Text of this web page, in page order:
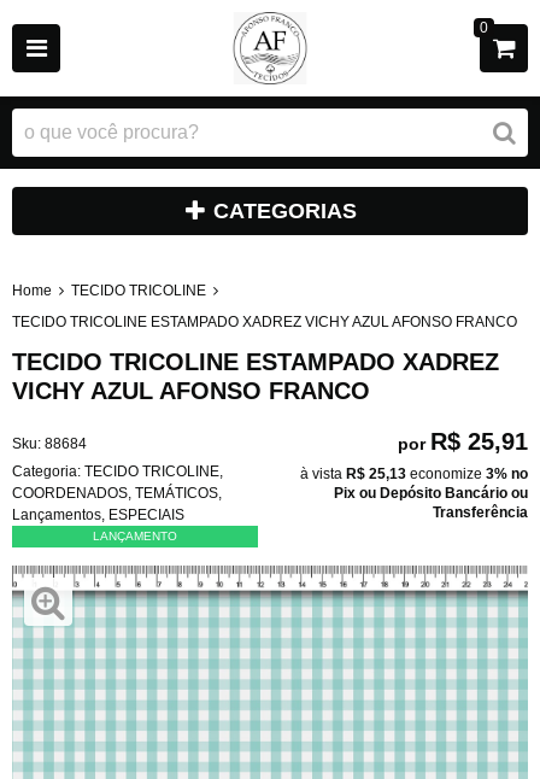
0
CATEGORIAS
Home
TECIDO TRICOLINE
TECIDO TRICOLINE ESTAMPADO XADREZ VICHY AZUL AFONSO FRANCO
TECIDO TRICOLINE ESTAMPADO XADREZ
VICHY AZUL AFONSO FRANCO
Sku: 88684
Categoria: TECIDO TRICOLINE
COORDENADOS TEMÁTICOS
Lançamentos ESPECIAIS
LANÇAMENTO
por R$ 25,91
à vista R$ 25,13 economize 3% no
Pix ou Depósito Bancário ou
Transferência